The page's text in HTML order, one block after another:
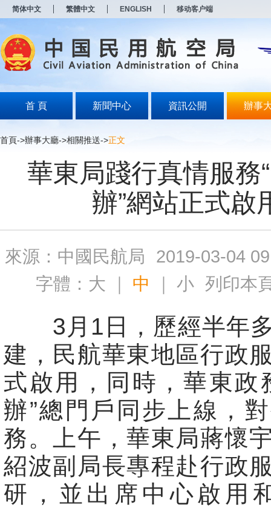
简体中文 繁體中文 ENGLISH 移动客户端
首 頁 新聞中心 資訊公開 辦事
首頁->辦事大廳->相關推送->正文
華東局踐行真情服務
辦”網站正式啟
來源：中國民航局
2019-03-04
字體： 大 ｜ 中 ｜小 列印本
3月1日，歷經半年多
建，民航華東地區行政
式啟用，同時，華東政
辦”總門戶同步上線，
務。上午，華東局蔣懷
紹波副局長專程赴行政
研，並出席中心啟用
打
开
无
障
说
按
Alt
盲
式